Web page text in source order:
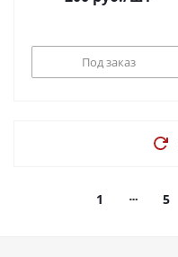
Под заказ
1 5